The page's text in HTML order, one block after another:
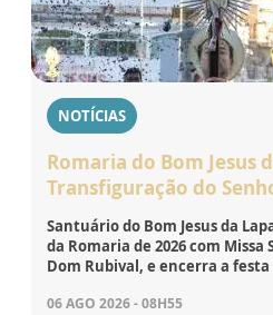
NOTÍCIAS
Romaria do Bom Jesus
Transfiguração do
Santuário do Bom Jesus da
da Romaria de 2026 com
Dom Rubival, e encerra a
06 AGO 2026 - 08H55